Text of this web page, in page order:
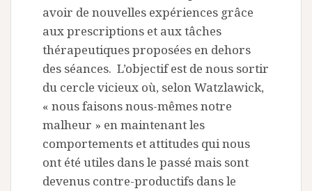
avoir de nouvelles expériences grâce
aux prescriptions et aux tâches
thérapeutiques proposées en dehors
des séances. L’objectif est de nous sortir
du cercle vicieux où, selon Watzlawick,
« nous faisons nous-mêmes notre
malheur » en maintenant les
comportements et attitudes qui nous
ont été utiles dans le passé mais sont
devenus contre-productifs dans le